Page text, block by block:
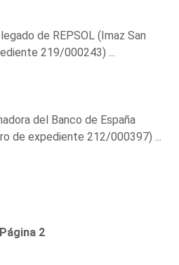
de REPSOL (Imaz San
219/000243) ...
del Banco de España
de expediente 212/000397) ...
Página 2